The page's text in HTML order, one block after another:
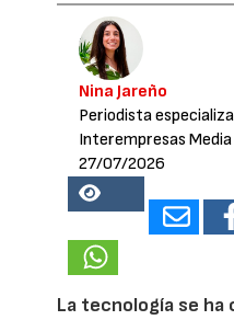
Nina Jareño
Periodista
Interempresas Media
27/07/2026
15089
La tecnología se ha